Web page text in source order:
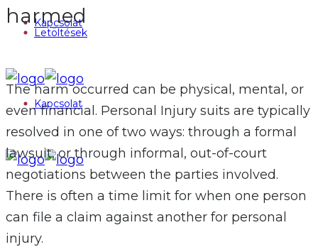
Kapcsolat
Letöltések
Kapcsolat
harmed
The harm occurred can be physical, mental, or
even financial. Personal Injury suits are typically
resolved in one of two ways: through a formal
lawsuit, or through informal, out-of-court
negotiations between the parties involved.
There is often a time limit for when one person
can file a claim against another for personal
injury.